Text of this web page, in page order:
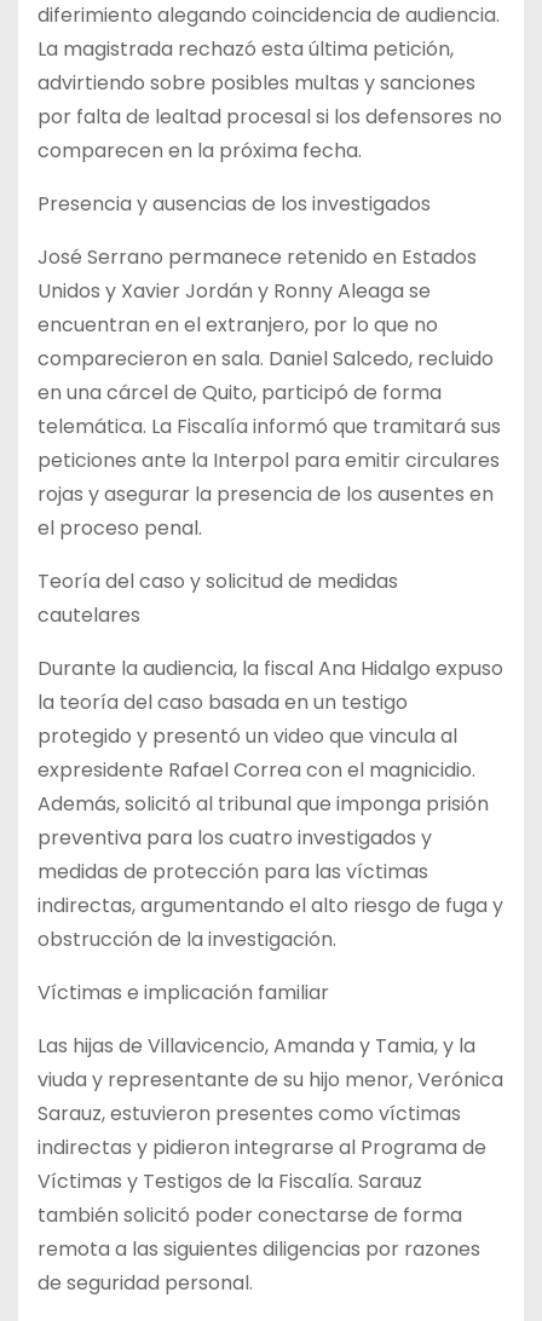
diferimiento alegando coincidencia de audiencia.
La magistrada rechazó esta última petición,
advirtiendo sobre posibles multas y sanciones
por falta de lealtad procesal si los defensores no
comparecen en la próxima fecha.
Presencia y ausencias de los investigados
José Serrano permanece retenido en Estados
Unidos y Xavier Jordán y Ronny Aleaga se
encuentran en el extranjero, por lo que no
comparecieron en sala. Daniel Salcedo, recluido
en una cárcel de Quito, participó de forma
telemática. La Fiscalía informó que tramitará sus
peticiones ante la Interpol para emitir circulares
rojas y asegurar la presencia de los ausentes en
el proceso penal.
Teoría del caso y solicitud de medidas
cautelares
Durante la audiencia, la fiscal Ana Hidalgo expuso
la teoría del caso basada en un testigo
protegido y presentó un video que vincula al
expresidente Rafael Correa con el magnicidio.
Además, solicitó al tribunal que imponga prisión
preventiva para los cuatro investigados y
medidas de protección para las víctimas
indirectas, argumentando el alto riesgo de fuga y
obstrucción de la investigación.
Víctimas e implicación familiar
Las hijas de Villavicencio, Amanda y Tamia, y la
viuda y representante de su hijo menor, Verónica
Sarauz, estuvieron presentes como víctimas
indirectas y pidieron integrarse al Programa de
Víctimas y Testigos de la Fiscalía. Sarauz
también solicitó poder conectarse de forma
remota a las siguientes diligencias por razones
de seguridad personal.